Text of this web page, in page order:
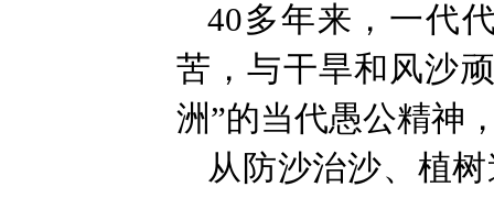
40多年来，一代
苦，与干旱和风沙
洲”的当代愚公精神
从防沙治沙、植